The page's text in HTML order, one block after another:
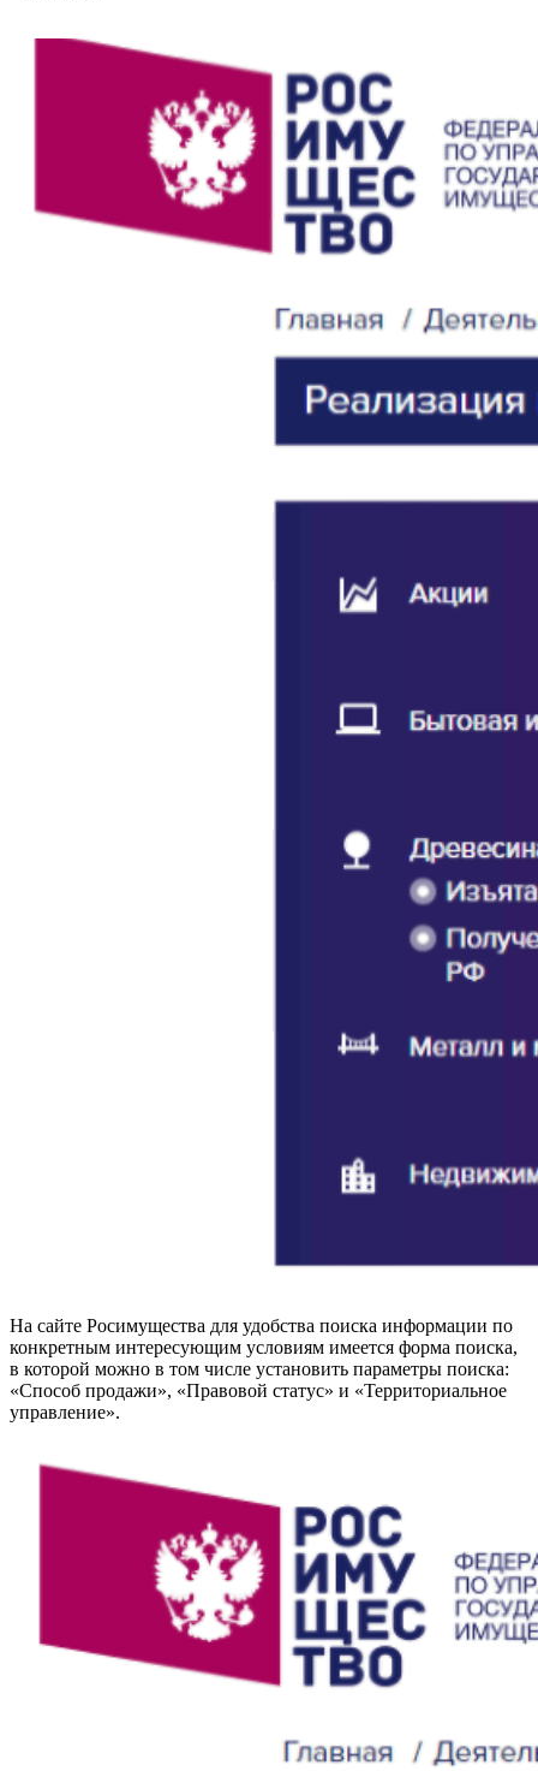
На сайте Росимущества для удобства поиска информации по
конкретным интересующим условиям имеется форма поиска,
в которой можно в том числе установить параметры поиска:
«Способ продажи», «Правовой статус» и «Территориальное
управление».